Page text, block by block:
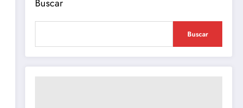
Buscar
Buscar